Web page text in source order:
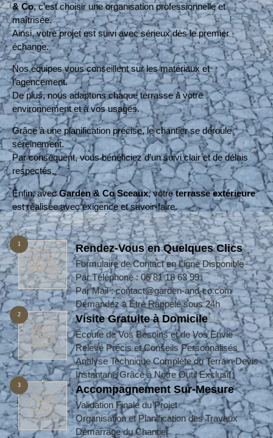
& Co, c’est choisir une organisation professionnelle et
maîtrisée.
Ainsi, votre projet est suivi avec sérieux dès le premier
échange.
Nos équipes vous conseillent sur les matériaux et
l’agencement.
De plus, nous adaptons chaque terrasse à votre
environnement et à vos usages.
Grâce à une planification précise, le chantier se déroule
sereinement.
Par conséquent, vous bénéficiez d’un suivi clair et de délais
respectés.
Enfin, avecGarden & Co Sceaux, votreterrasse extérieure
est réalisée avec exigence et savoir-faire.
1 Rendez-Vous en Quelques Clics
Formulaire de Contact en Ligne Disponible
Par Téléphone : 06 81 18 63 99
Par Mail : contact@garden-and-co.com
Demandez à Être Rappelé sous 24h
2 Visite Gratuite à Domicile
Écoute de Vos Besoins et de Vos Envie
Relevé Précis et Conseils Personnalisés
Analyse Technique Complète du Terrain Devis
Instantané Grâce à Notre Outil Exclusif
3 Accompagnement Sur-Mesure
Validation Finale du Projet
Organisation et Planification des Travaux
Démarrage du Chantier